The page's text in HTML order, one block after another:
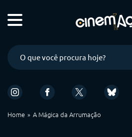
Home A Mágica da Arrumação